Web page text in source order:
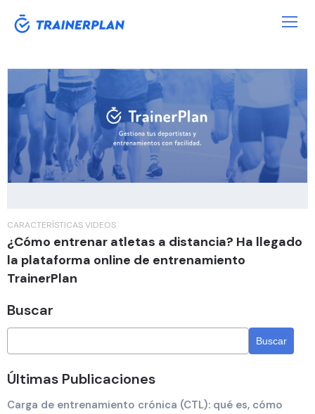
Categoría:Videos
CARACTERÍSTICASVIDEOS
¿Cómo entrenar atletas a distancia? Ha llegado
la plataforma online de entrenamiento
TrainerPlan
Buscar
Últimas Publicaciones
Carga de entrenamiento crónica (CTL): qué es, cómo